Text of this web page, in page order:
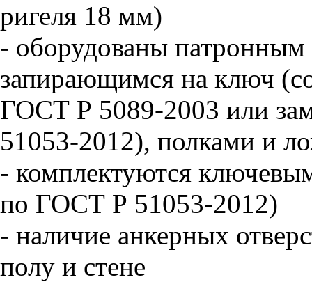
ригеля 18 мм)
- оборудованы патронным
запирающимся на ключ
ГОСТ Р 5089-2003 или
51053-2012), полками и
- комплектуются
по ГОСТ Р 51053-2012)
- наличие анкерных
полу и стене